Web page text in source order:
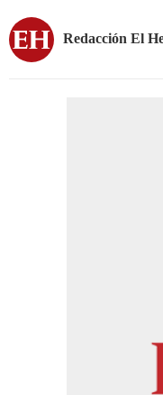
Redacción El